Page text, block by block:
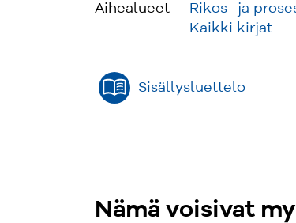
Aihealueet
Rikos- ja
Kaikki kirjat
Sisällysluettelo
Nämä voisivat